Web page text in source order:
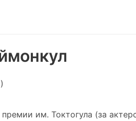
им. Токтогула (за